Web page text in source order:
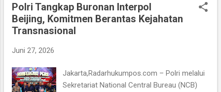
sejumlah Kawasan di Kecamatan Sukolilo,
pada Rabu (17/06/2026). Kegiatan
Sosialisasi tersebut dihadiri oleh perwakilan
STIKOSA AWS, SMK Prapanca 1, Gereja
Bethany, Kontraktor pelaksana PT. Sarana
Polri Tangkap Buronan Interpol
Beijing, Komitmen Berantas Kejahatan
Transnasional
Juni 27, 2026
Jakarta,Radarhukumpos.com – Polri melalui
Sekretariat National Central Bureau (NCB)